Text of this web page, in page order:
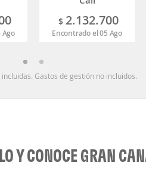
Ago
$ 2.132.700
Encontrado el 05 Ago
Gastos de gestión no incluidos.
Y CONOCE GRAN